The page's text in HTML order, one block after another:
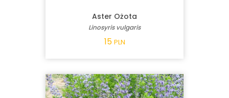
Aster Ożota
Linosyris vulgaris
15 PLN